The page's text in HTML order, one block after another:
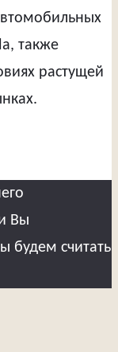
также
растущей
Вы
будем считать